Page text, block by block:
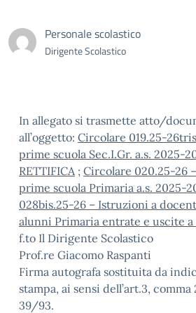
Personale scolastico
Dirigente Scolastico
In allegato si trasmette atto/
all’oggetto: Circolare 019.25-
prime scuola Sec.I.Gr. a.s. 2025-
RETTIFICA; Circolare 020.25-26
prime scuola Primaria a.s. 2025-
028bis.25-26 – Istruzioni a
alunni Primaria entrate e uscite
f.to Il Dirigente Scolastico
Prof.re Giacomo Raspanti
Firma autografa sostituita da
stampa, ai sensi dell’art.3, comma
39/93.